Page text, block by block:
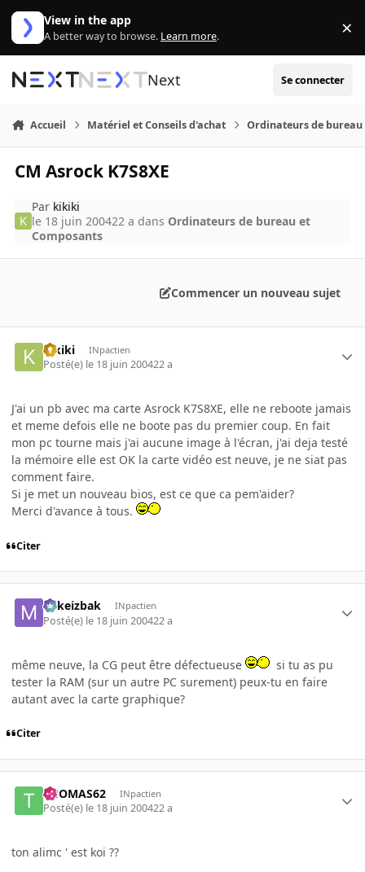
Aller au contenu
View in the app
A better way to browse. Learn more. ×
Next Se connecter
Accueil Matériel et Conseils d'achat Ordinateurs de bureau
CM Asrock K7S8XE
Par kikiki
le 18 juin 200422 a dans Ordinateurs de bureau et
Composants
Commencer un nouveau sujet
kikiki INpactien
Posté(e) le 18 juin 200422 a
J'ai un pb avec ma carte Asrock K7S8XE, elle ne reboote jamais
et meme defois elle ne boote pas du premier coup. En fait
mon pc tourne mais j'ai aucune image à l'écran, j'ai deja testé
la mémoire elle est OK la carte vidéo est neuve, je ne siat pas
comment faire.
Si je met un nouveau bios, est ce que ca pem'aider?
Merci d'avance à tous.
Citer
Mikeizbak INpactien
Posté(e) le 18 juin 200422 a
même neuve, la CG peut être défectueuse
si tu as pu
tester la RAM (sur un autre PC surement) peux-tu en faire
autant avec la carte graphique?
Citer
THOMAS62 INpactien
Posté(e) le 18 juin 200422 a
ton alimc ' est koi ??